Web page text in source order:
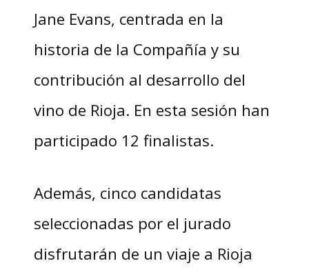
Jane Evans, centrada en la
historia de la Compañía y su
contribución al desarrollo del
vino de Rioja. En esta sesión han
participado 12 finalistas.
Además, cinco candidatas
seleccionadas por el jurado
disfrutarán de un viaje a Rioja